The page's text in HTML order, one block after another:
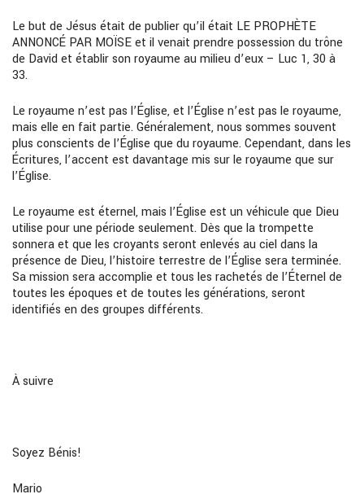
Le but de Jésus était de publier qu’il était LE PROPHÈTE
ANNONCÉ PAR MOÏSE et il venait prendre possession du trône
de David et établir son royaume au milieu d’eux – Luc 1, 30 à
33.
Le royaume n’est pas l’Église, et l’Église n’est pas le royaume,
mais elle en fait partie. Généralement, nous sommes souvent
plus conscients de l’Église que du royaume. Cependant, dans les
Écritures, l’accent est davantage mis sur le royaume que sur
l’Église.
Le royaume est éternel, mais l’Église est un véhicule que Dieu
utilise pour une période seulement. Dès que la trompette
sonnera et que les croyants seront enlevés au ciel dans la
présence de Dieu, l’histoire terrestre de l’Église sera terminée.
Sa mission sera accomplie et tous les rachetés de l’Éternel de
toutes les époques et de toutes les générations, seront
identifiés en des groupes différents.
À suivre
Soyez Bénis!
Mario